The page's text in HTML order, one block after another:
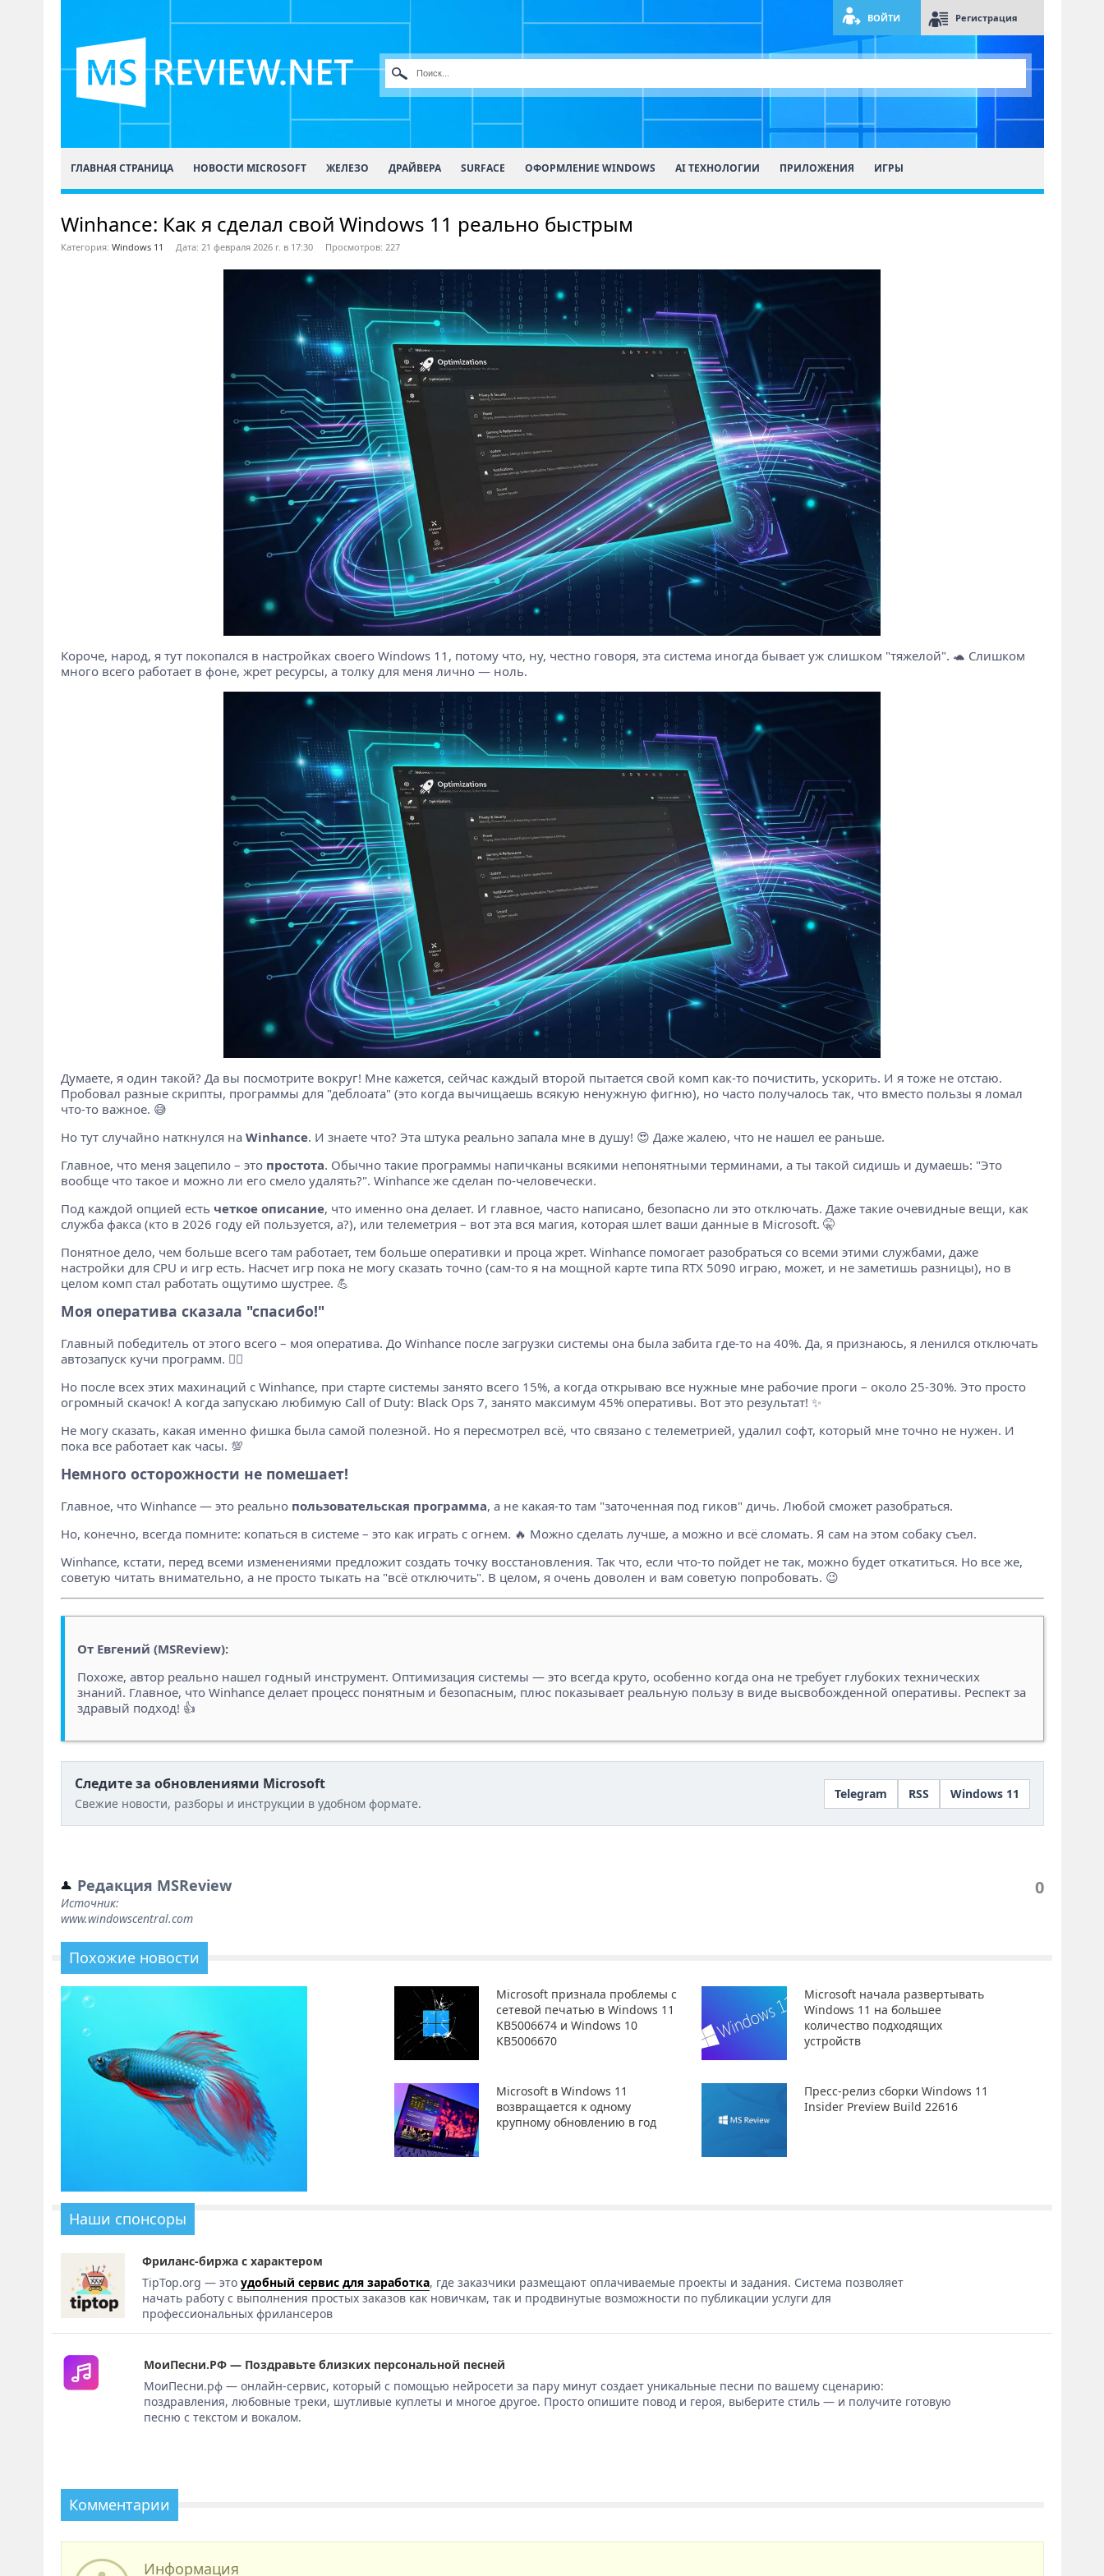
ВОЙТИ Регистрация
ГЛАВНАЯ СТРАНИЦА НОВОСТИ MICROSOFT ЖЕЛЕЗО ДРАЙВЕРА SURFACE ОФОРМЛЕНИЕ WINDOWS AI ТЕХНОЛОГИИ ПРИЛОЖЕНИЯ ИГРЫ
Winhance: Как я сделал свой Windows 11 реально быстрым
Категория: Windows 11 Дата: 21 февраля 2026 г. в 17:30 Просмотров: 227
Короче, народ, я тут покопался в настройках своего Windows 11, потому что, ну, честно говоря, эта система иногда бывает уж слишком "тяжелой". 🐢 Слишком
много всего работает в фоне, жрет ресурсы, а толку для меня лично — ноль.
Думаете, я один такой? Да вы посмотрите вокруг! Мне кажется, сейчас каждый второй пытается свой комп как-то почистить, ускорить. И я тоже не отстаю.
Пробовал разные скрипты, программы для "деблоата" (это когда вычищаешь всякую ненужную фигню), но часто получалось так, что вместо пользы я ломал
что-то важное. 😅
Но тут случайно наткнулся на Winhance. И знаете что? Эта штука реально запала мне в душу! 😍 Даже жалею, что не нашел ее раньше.
Главное, что меня зацепило – это простота. Обычно такие программы напичканы всякими непонятными терминами, а ты такой сидишь и думаешь: "Это
вообще что такое и можно ли его смело удалять?". Winhance же сделан по-человечески.
Под каждой опцией есть четкое описание, что именно она делает. И главное, часто написано, безопасно ли это отключать. Даже такие очевидные вещи, как
служба факса (кто в 2026 году ей пользуется, а?), или телеметрия – вот эта вся магия, которая шлет ваши данные в Microsoft. 🤫
Понятное дело, чем больше всего там работает, тем больше оперативки и проца жрет. Winhance помогает разобраться со всеми этими службами, даже
настройки для CPU и игр есть. Насчет игр пока не могу сказать точно (сам-то я на мощной карте типа RTX 5090 играю, может, и не заметишь разницы), но в
целом комп стал работать ощутимо шустрее. 💪
Моя оператива сказала "спасибо!"
Главный победитель от этого всего – моя оператива. До Winhance после загрузки системы она была забита где-то на 40%. Да, я признаюсь, я ленился отключать
автозапуск кучи программ. 🤷‍♂️
Но после всех этих махинаций с Winhance, при старте системы занято всего 15%, а когда открываю все нужные мне рабочие проги – около 25-30%. Это просто
огромный скачок! А когда запускаю любимую Call of Duty: Black Ops 7, занято максимум 45% оперативы. Вот это результат! ✨
Не могу сказать, какая именно фишка была самой полезной. Но я пересмотрел всё, что связано с телеметрией, удалил софт, который мне точно не нужен. И
пока все работает как часы. 💯
Немного осторожности не помешает!
Главное, что Winhance — это реально пользовательская программа, а не какая-то там "заточенная под гиков" дичь. Любой сможет разобраться.
Но, конечно, всегда помните: копаться в системе – это как играть с огнем. 🔥 Можно сделать лучше, а можно и всё сломать. Я сам на этом собаку съел.
Winhance, кстати, перед всеми изменениями предложит создать точку восстановления. Так что, если что-то пойдет не так, можно будет откатиться. Но все же,
советую читать внимательно, а не просто тыкать на "всё отключить". В целом, я очень доволен и вам советую попробовать. 😉
От Евгений (MSReview):
Похоже, автор реально нашел годный инструмент. Оптимизация системы — это всегда круто, особенно когда она не требует глубоких технических
знаний. Главное, что Winhance делает процесс понятным и безопасным, плюс показывает реальную пользу в виде высвобожденной оперативы. Респект за
здравый подход! 👍
Следите за обновлениями Microsoft
Свежие новости, разборы и инструкции в удобном формате.
Telegram RSS Windows 11
Редакция MSReview
Источник:
www.windowscentral.com
0
Похожие новости
Microsoft признала проблемы с
сетевой печатью в Windows 11
KB5006674 и Windows 10
KB5006670
Microsoft начала развертывать
Windows 11 на большее
количество подходящих
устройств
Microsoft в Windows 11
возвращается к одному
крупному обновлению в год
Пресс-релиз сборки Windows 11
Insider Preview Build 22616
Наши спонсоры
Фриланс-биржа с характером
TipTop.org — этоудобный сервис для заработка, где заказчики размещают оплачиваемые проекты и задания. Система позволяет
начать работу с выполнения простых заказов как новичкам, так и продвинутые возможности по публикации услуги для
профессиональных фрилансеров
МоиПесни.РФ — Поздравьте близких персональной песней
МоиПесни.рф — онлайн-сервис, который с помощью нейросети за пару минут создает уникальные песни по вашему сценарию:
поздравления, любовные треки, шутливые куплеты и многое другое. Просто опишите повод и героя, выберите стиль — и получите готовую
песню с текстом и вокалом.
Комментарии
Информация